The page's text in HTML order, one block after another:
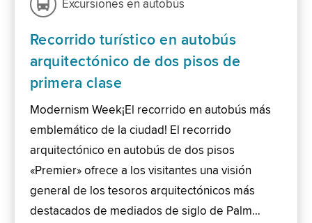
Excursiones en autobús
Recorrido turístico en autobús
arquitectónico de dos pisos de
primera clase
Modernism Week¡El recorrido en autobús más
emblemático de la ciudad! El recorrido
arquitectónico en autobús de dos pisos
«Premier» ofrece a los visitantes una visión
general de los tesoros arquitectónicos más
destacados de mediados de siglo de Palm…